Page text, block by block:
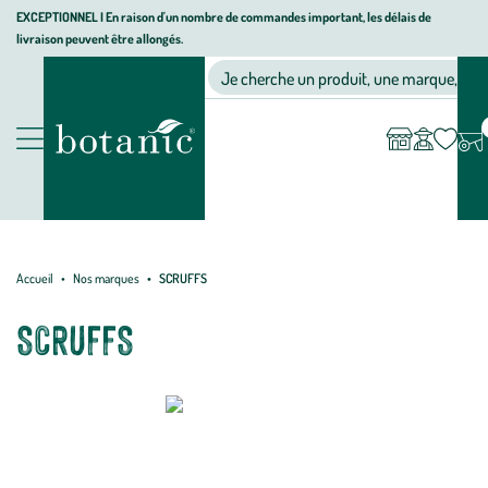
Aller
Aller
au
Aller
au
page
EXCEPTIONNEL I En raison d'un nombre de commandes important, les délais de
livraison peuvent être allongés.
Nos
animalerie,
décoration,
botanic®
Je cherche un produit, une marque, un
compte
Accueil Nos marques SCRUFFS
SCRUFFS